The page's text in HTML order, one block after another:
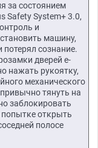
за состоянием
Safety System+ 3.0,
и
машину,
потерял сознание.
дверей e-
нажать рукоятку,
механического
тянуть на
заблокировать
попытке открыть
полосе